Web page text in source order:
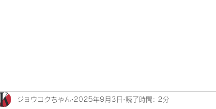
ジョウコクちゃん 2025年9月3日 読了時間: 2分